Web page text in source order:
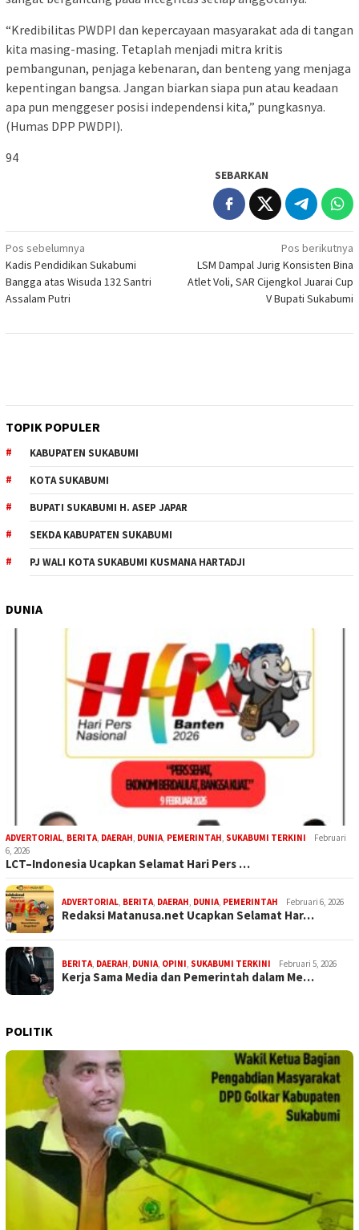
“Kredibilitas PWDPI dan kepercayaan masyarakat ada di tangan
kita masing-masing. Tetaplah menjadi mitra kritis
pembangunan, penjaga kebenaran, dan benteng yang menjaga
kepentingan bangsa. Jangan biarkan siapa pun atau keadaan
apa pun menggeser posisi independensi kita,” pungkasnya.
(Humas DPP PWDPI).
94
SEBARKAN
Navigasi
pos
Pos sebelumnya
Kadis Pendidikan Sukabumi
Bangga atas Wisuda 132 Santri
Assalam Putri
Pos berikutnya
LSM Dampal Jurig Konsisten Bina
Atlet Voli, SAR Cijengkol Juarai Cup
V Bupati Sukabumi
TOPIK POPULER
KABUPATEN SUKABUMI
KOTA SUKABUMI
BUPATI SUKABUMI H. ASEP JAPAR
SEKDA KABUPATEN SUKABUMI
PJ WALI KOTA SUKABUMI KUSMANA HARTADJI
DUNIA
ADVERTORIAL BERITA DAERAH DUNIA PEMERINTAH SUKABUMI TERKINI
Februari
6, 2026
LCT–Indonesia Ucapkan Selamat Hari Pers …
ADVERTORIAL BERITA DAERAH DUNIA PEMERINTAH Februari 6, 2026
Redaksi Matanusa.net Ucapkan Selamat Har…
BERITA DAERAH DUNIA OPINI SUKABUMI TERKINI Februari 5, 2026
Kerja Sama Media dan Pemerintah dalam Me…
POLITIK